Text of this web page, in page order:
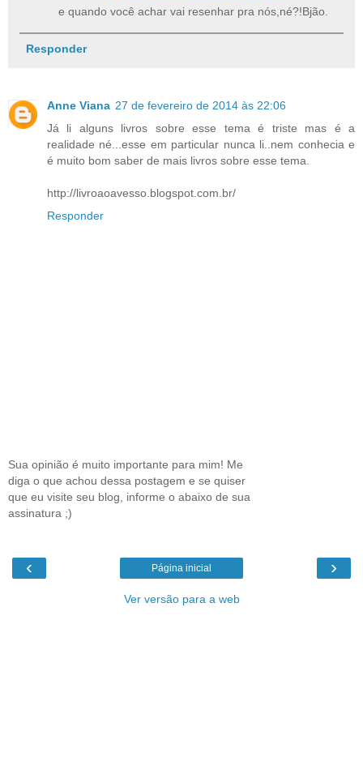
e quando você achar vai resenhar pra nós,né?!Bjão.
Responder
Anne Viana 27 de fevereiro de 2014 às 22:06
Já li alguns livros sobre esse tema é triste mas é a
realidade né...esse em particular nunca li..nem conhecia e
é muito bom saber de mais livros sobre esse tema.
http://livroaoavesso.blogspot.com.br/
Responder
Sua opinião é muito importante para mim! Me
diga o que achou dessa postagem e se quiser
que eu visite seu blog, informe o abaixo de sua
assinatura ;)
‹ ›
Página inicial
Ver versão para a web